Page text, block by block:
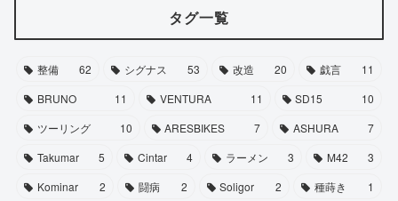
タグ一覧
整備 62 シグナス 53 改造 20 戯言
11
BRUNO
11 VENTURA 11 SD15
10
ツーリング
10 ARESBIKES 7 ASHURA
7
Takumar
5 Cintar 4 ラーメン 3 M42
3
Kominar
2 闘病 2 Soligor 2 種蒔き
1